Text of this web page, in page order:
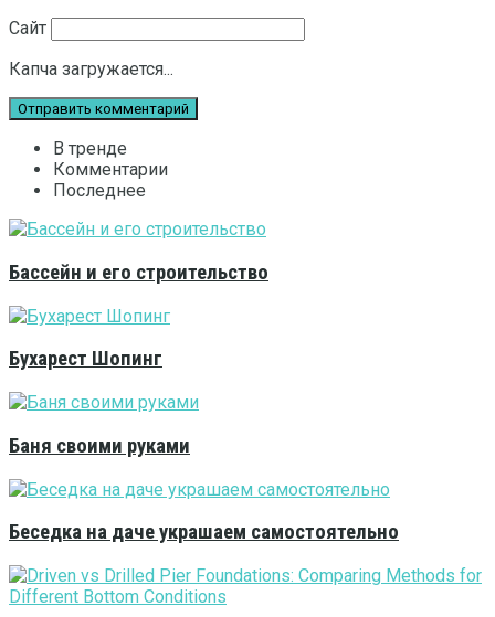
Сайт
Капча загружается...
В тренде
Комментарии
Последнее
Бассейн и его строительство
Бухарест Шопинг
Баня своими руками
Беседка на даче украшаем самостоятельно